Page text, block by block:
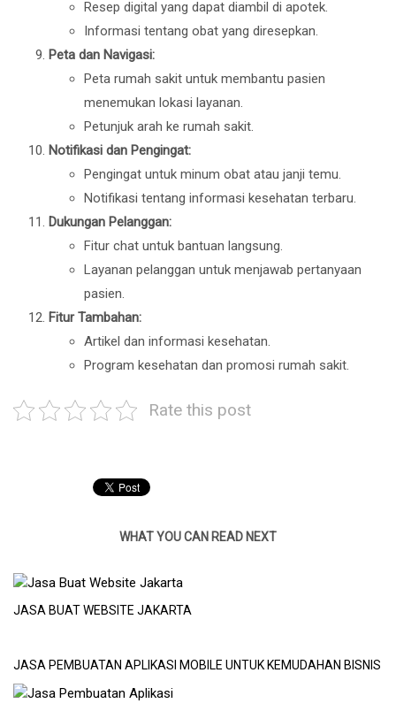
Resep digital yang dapat diambil di apotek.
Informasi tentang obat yang diresepkan.
Peta dan Navigasi:
Peta rumah sakit untuk membantu pasien
menemukan lokasi layanan.
Petunjuk arah ke rumah sakit.
Notifikasi dan Pengingat:
Pengingat untuk minum obat atau janji temu.
Notifikasi tentang informasi kesehatan terbaru.
Dukungan Pelanggan:
Fitur chat untuk bantuan langsung.
Layanan pelanggan untuk menjawab pertanyaan
pasien.
Fitur Tambahan:
Artikel dan informasi kesehatan.
Program kesehatan dan promosi rumah sakit.
Rate this post
WHAT YOU CAN READ NEXT
JASA BUAT WEBSITE JAKARTA
JASA PEMBUATAN APLIKASI MOBILE UNTUK KEMUDAHAN BISNIS